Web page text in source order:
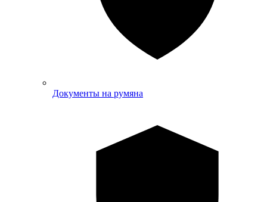
Документы на румяна